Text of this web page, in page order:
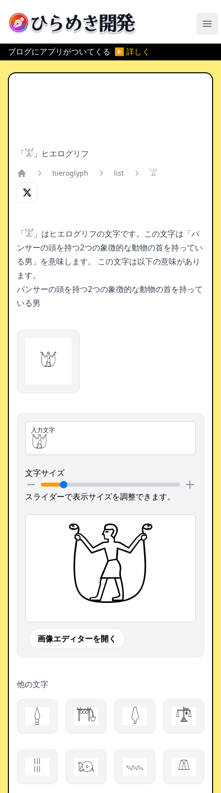
ひらめき開発
メ
ブログにアプリがついてくる ▶ 詳しく
「𓀫」ヒエログリフ
Home
hieroglyph list 𓀫
「𓀫」はヒエログリフの文字です。この文字は「パ
ンサーの頭を持つ2つの象徴的な動物の首を持ってい
る男」を意味します。
この文字は以下の意味があり
ます。
パンサーの頭を持つ2つの象徴的な動物の首を持って
いる男
𓀫
入力文字
文字サイズ
スライダーで表示サイズを調整できます。
𓀫
画像エディターを開く
他の文字
𓐬 𓇭 𓆭 𓍝
𓏿 𓇴 𓇠 𓌨